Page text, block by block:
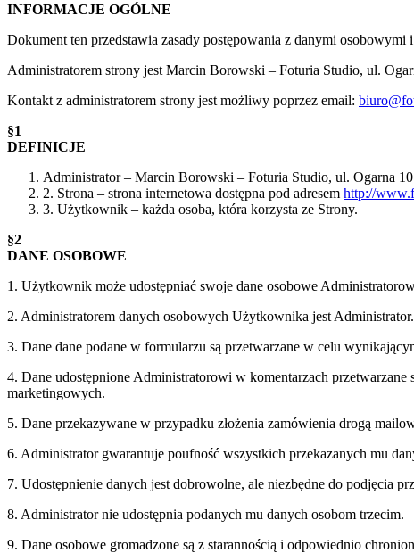
INFORMACJE OGÓLNE
Dokument ten przedstawia zasady postępowania z danymi
Administratorem strony jest Marcin Borowski – Foturia Studio, ul.
Kontakt z administratorem strony jest możliwy poprzez email:
§1
DEFINICJE
Administrator – Marcin Borowski – Foturia Studio, ul. Ogarna
2. Strona – strona internetowa dostępna pod adresem http://
3. Użytkownik – każda osoba, która korzysta ze Strony.
§2
DANE OSOBOWE
1. Użytkownik może udostępniać swoje dane osobowe
2. Administratorem danych osobowych Użytkownika jest Administrator.
3. Dane dane podane w formularzu są przetwarzane w celu
4. Dane udostępnione Administratorowi w komentarzach
marketingowych.
5. Dane przekazywane w przypadku złożenia zamówienia drogą
6. Administrator gwarantuje poufność wszystkich przekazanych mu
7. Udostępnienie danych jest dobrowolne, ale niezbędne do podjęcia
8. Administrator nie udostępnia podanych mu danych osobom trzecim.
9. Dane osobowe gromadzone są z starannością i odpowiednio